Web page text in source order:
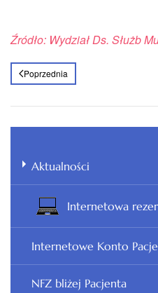
Źródło: Wydział Ds. Służb
Poprzednia
Aktualności
Internetowa
Internetowe Konto
NFZ bliżej Pacjenta